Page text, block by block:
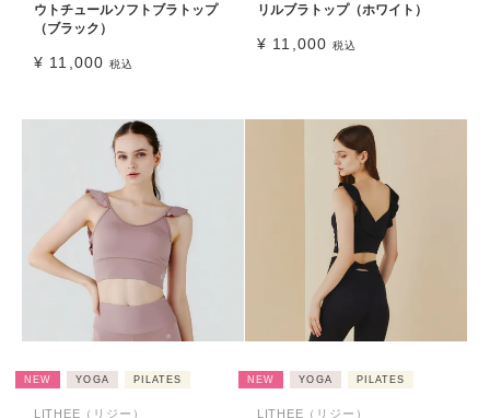
ウトチュールソフトブラトップ
（ブラック）
¥ 11,000 税込
リルブラトップ（ホワイト）
¥ 11,000 税込
NEW YOGA PILATES
LITHEE（リジー）
NEW YOGA PILATES
LITHEE（リジー）